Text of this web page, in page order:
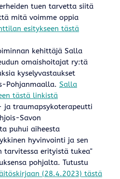
tuen tarvetta siitä
mitä voimme oppia
esitykseen tästä
kehittäjä Salla
omaishoitajat ry:tä
kyselyvastaukset
Pohjanmaalla. Salla
tästä linkistä
ja traumapsykoterapeutti
Savon
puhui aiheesta
hyvinvointi ja sen
tarvitessa erityistä tukea"
pohjalta. Tutustu
(28.4.2023) tästä